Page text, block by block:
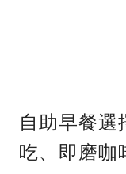
自助早餐
吃、即磨咖